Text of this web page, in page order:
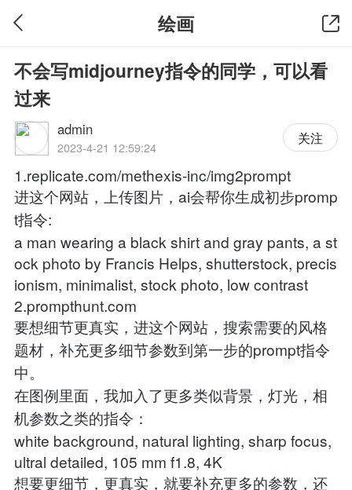
绘画
不会写midjourney指令的同学，可以看
过来
关注
admin
2023-4-21 12:59:24
1.replicate.com/methexis-inc/img2prompt
进这个网站，上传图片，ai会帮你生成初步promp
t指令:
a man wearing a black shirt and gray pants, a st
ock photo by Francis Helps, shutterstock, precis
ionism, minimalist, stock photo, low contrast
2.prompthunt.com
要想细节更真实，进这个网站，搜索需要的风格
题材，补充更多细节参数到第一步的prompt指令
中。
在图例里面，我加入了更多类似背景，灯光，相
机参数之类的指令：
white background, natural lighting, sharp focus,
ultral detailed, 105 mm f1.8, 4K
想要更细节，更真实，就要补充更多的参数，还